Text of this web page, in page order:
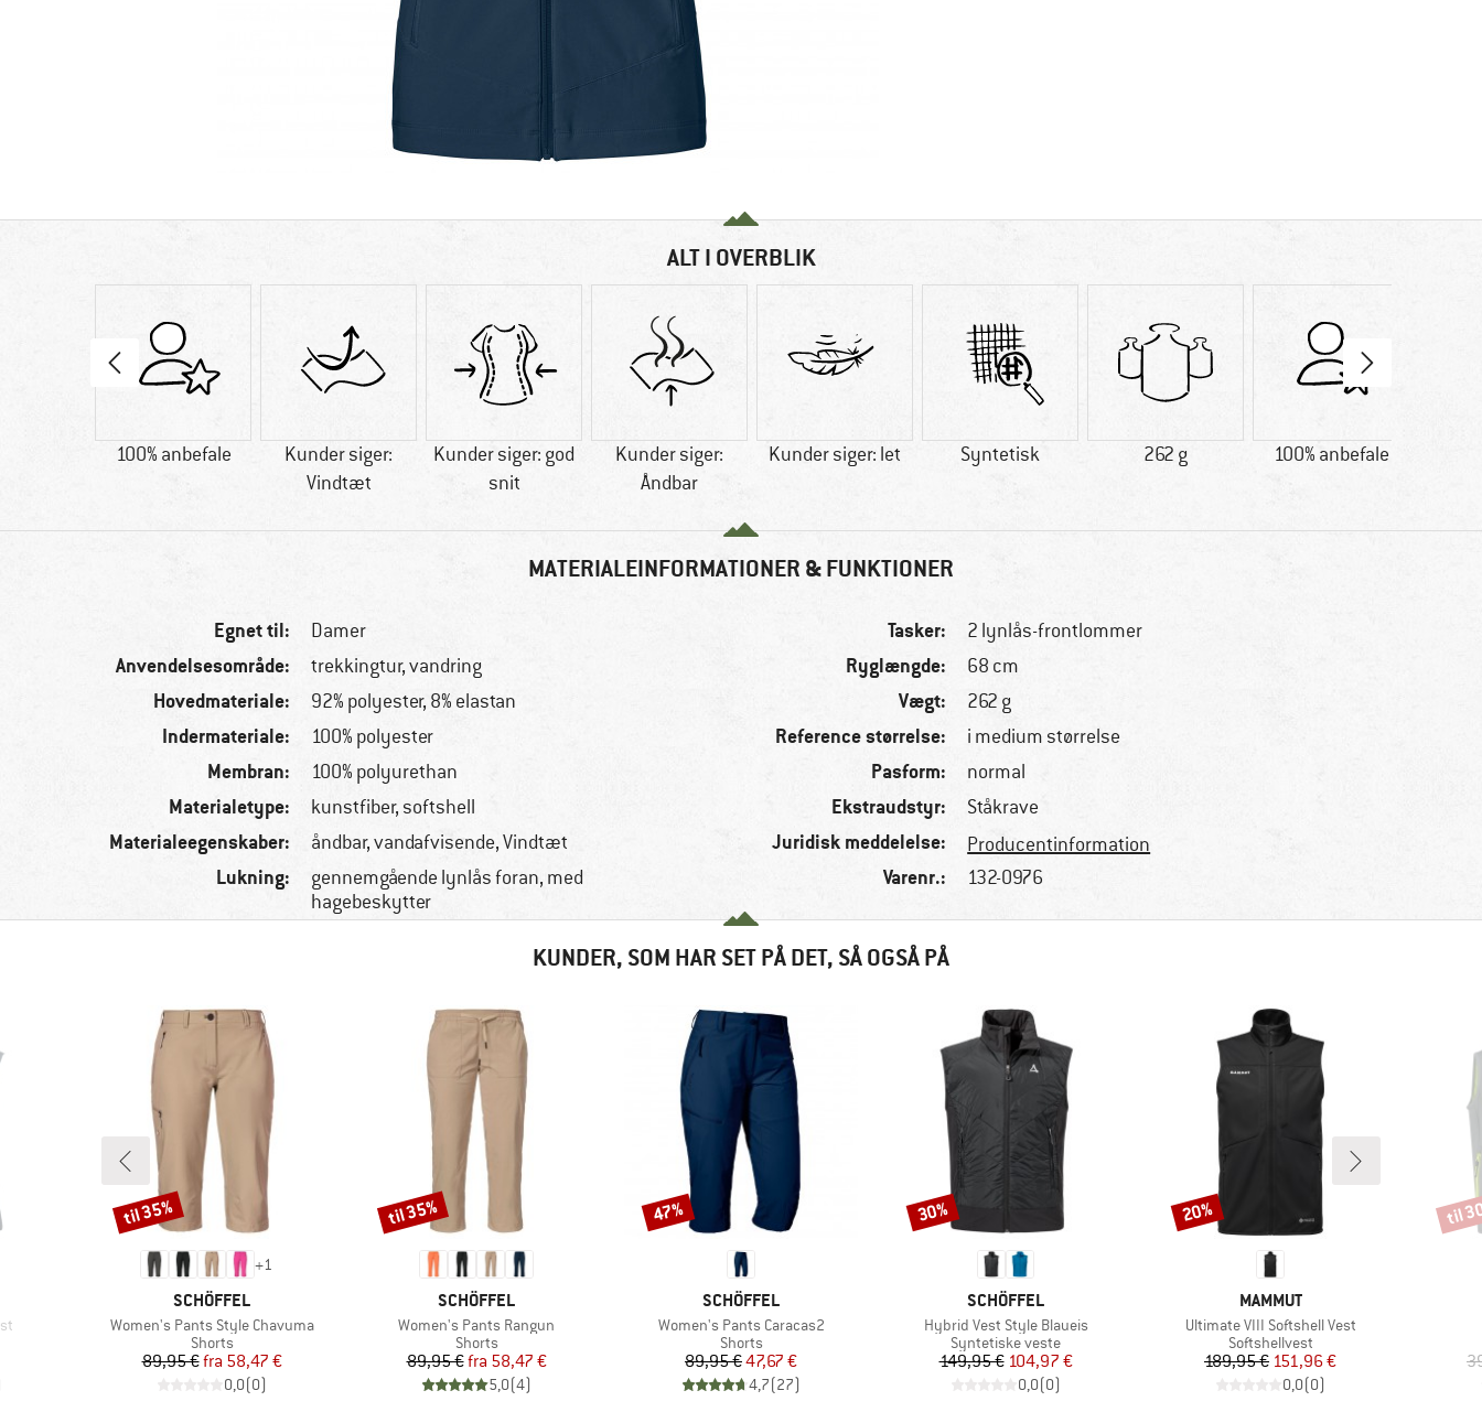
ALT I OVERBLIK
100% anbefale
Kunder siger:
Vindtæt
Kunder siger: god
snit
Kunder siger:
Åndbar
Kunder siger: let Syntetisk 262 g 100% anbefale
MATERIALEINFORMATIONER & FUNKTIONER
Egnet til: Damer
Anvendelsesområde: trekkingtur, vandring
Hovedmateriale: 92% polyester, 8% elastan
Indermateriale: 100% polyester
Membran: 100% polyurethan
Materialetype: kunstfiber, softshell
Materialeegenskaber: åndbar, vandafvisende, Vindtæt
Lukning:
gennemgående lynlås foran, med
hagebeskytter
Tasker: 2 lynlås-frontlommer
Ryglængde: 68 cm
Vægt: 262 g
Reference størrelse: i medium størrelse
Pasform: normal
Ekstraudstyr: Ståkrave
Juridisk meddelelse: Producentinformation
Varenr.: 132-0976
KUNDER, SOM HAR SET PÅ DET, SÅ OGSÅ PÅ
+1
MÆRKE
SCHÖFFEL
Artikel
Women's Pants Style Chavuma
Produktgruppe
Shorts
Pris
89,95 € Nedsat pris
fra 58,47 €
0,0(0)
Rabat
til 35%
MÆRKE
SCHÖFFEL
Artikel
Women's Pants Rangun
Produktgruppe
Shorts
Pris
89,95 € Nedsat pris
fra 58,47 €
5,0(4)
Rabat
til 35%
MÆRKE
SCHÖFFEL
Artikel
Women's Pants Caracas2
Produktgruppe
Shorts
Pris
89,95 €Nedsat pris
47,67 €
4,7(27)
Rabat
47%
MÆRKE
SCHÖFFEL
Artikel
Hybrid Vest Style Blaueis
Produktgruppe
Syntetiske veste
Pris
149,95 €Nedsat pris
104,97 €
0,0(0)
Rabat
30%
MÆRKE
MAMMUT
Artikel
Ultimate VIII Softshell Vest
Produktgruppe
Softshellvest
Pris
189,95 €Nedsat pris
151,96 €
0,0(0)
Rabat
20% Rabat
til